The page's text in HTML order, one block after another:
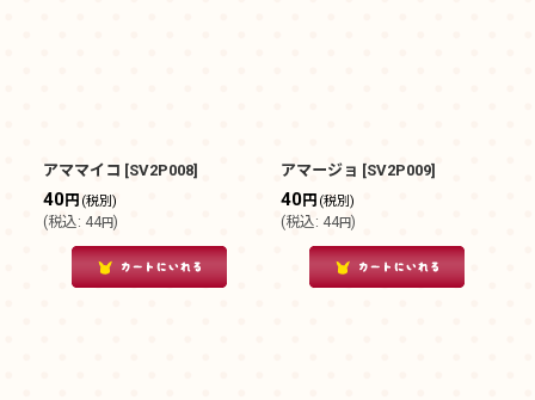
アママイコ [SV2P008]
40円 (税別)
(税込: 44円)
アマージョ [SV2P009]
40円 (税別)
(税込: 44円)